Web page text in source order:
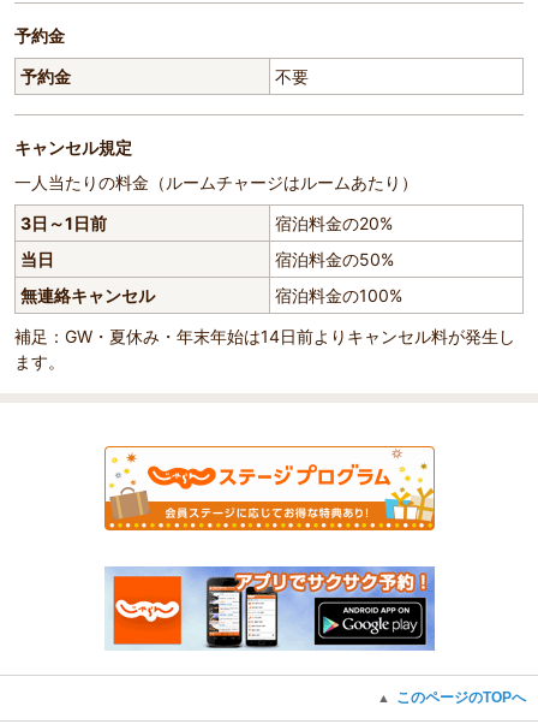
予約金
予約金
不要
キャンセル規定
一人当たりの料金（ルームチャージはルームあたり）
3日～1日前
宿泊料金の20%
当日
宿泊料金の50%
無連絡キャンセル
宿泊料金の100%
補足：GW・夏休み・年末年始は14日前よりキャンセル料が発生し
ます。
▲ このページのTOPへ